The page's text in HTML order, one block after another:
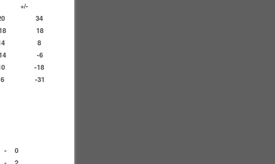
+/-
34
18
8
-6
-18
6 -31
-
0